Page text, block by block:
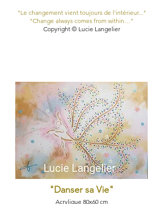
"Le changement vient toujours de l'intérieur..."
"Change always comes from within…"
Copyright © Lucie Langelier
"Danser sa Vie"
Acrylique 80x60​ cm​